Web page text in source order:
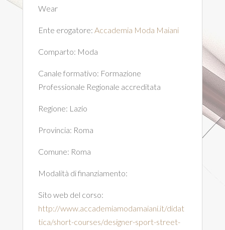
Wear
Ente erogatore: Accademia Moda Maiani
Comparto: Moda
Canale formativo: Formazione
Professionale Regionale accreditata
Regione: Lazio
Provincia: Roma
Comune: Roma
Modalità di finanziamento:
Sito web del corso:
http://www.accademiamodamaiani.it/didat
tica/short-courses/designer-sport-street-